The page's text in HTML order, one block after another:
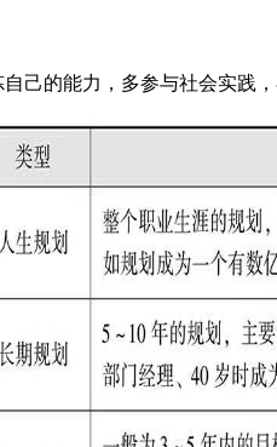
己的能力，多参与社会实践